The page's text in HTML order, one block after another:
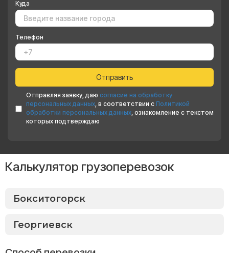
Куда
Телефон
Отправляя заявку, даю согласие на обработку
персональных данных, в соответствии с Политикой
обработки персональных данных, ознакомление с текстом
которых подтверждаю
Калькулятор грузоперевозок